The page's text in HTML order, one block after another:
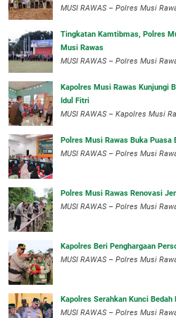
MUSI RAWAS – Polres Musi
Tingkatan Kamtibmas, Polres
Musi Rawas
MUSI RAWAS – Polres Musi
Kapolres Musi Rawas Kunjungi
Idul Fitri
MUSI RAWAS – Kapolres Musi
Polres Musi Rawas Buka Puasa
MUSI RAWAS – Polres Musi
Polres Musi Rawas Renovasi
MUSI RAWAS – Polres Musi
Kapolres Beri Penghargaan
MUSI RAWAS – Polres Musi
Kapolres Serahkan Kunci Bedah
MUSI RAWAS – Polres Musi